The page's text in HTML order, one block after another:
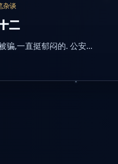
杂谈
二
骗,一直挺郁闷的. 公安...